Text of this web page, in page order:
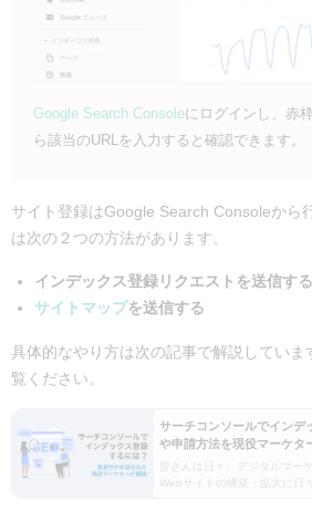
Google Search Consoleにログインし、赤
ら該当のURLを入力すると確認できます。
サイト登録はGoogle Search Consoleから
は次の２つの方法があります。
インデックス登録リクエストを送信する
サイトマップを送信する
具体的なやり方は次の記事で解説してい
覧ください。
サーチコンソールでイン
や申請方法を現役マーケタ
皆さんは日々、デジタルマー
Webサイトの構築・拡大に日